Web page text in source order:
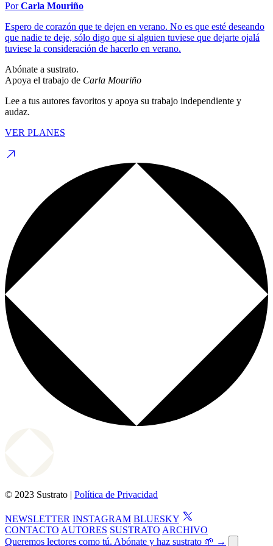
PorCarla Mouriño
Espero de corazón que te dejen en verano. No es que esté deseando
que nadie te deje, sólo digo que si alguien tuviese que dejarte ojalá
tuviese la consideración de hacerlo en verano.
Abónate a sustrato.
Apoya el trabajo de Carla Mouriño
Lee a tus autores favoritos y apoya su trabajo independiente y
audaz.
VER PLANES
© 2023 Sustrato | Política de Privacidad
NEWSLETTER INSTAGRAM BLUESKY
CONTACTO AUTORES SUSTRATO ARCHIVO
Queremos lectores como tú. Abónate y haz sustrato 🌱 →